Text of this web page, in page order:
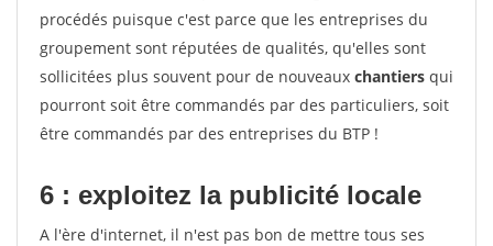
procédés puisque c'est parce que les entreprises du
groupement sont réputées de qualités, qu'elles sont
sollicitées plus souvent pour de nouveaux chantiers qui
pourront soit être commandés par des particuliers, soit
être commandés par des entreprises du BTP !
6 : exploitez la publicité locale
A l'ère d'internet, il n'est pas bon de mettre tous ses